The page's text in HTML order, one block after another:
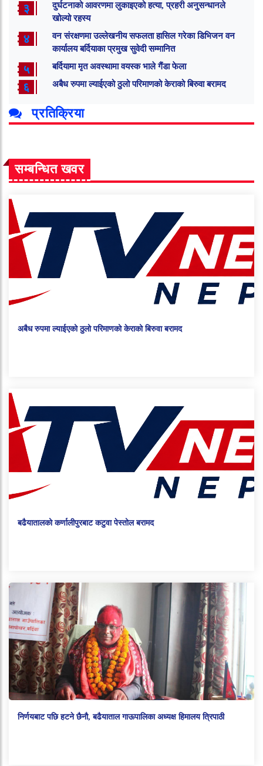
३
दुर्घटनाको आवरणमा लुकाइएको हत्या, प्रहरी अनुसन्धानले
खोल्यो रहस्य
४
वन संरक्षणमा उल्लेखनीय सफलता हासिल गरेका डिभिजन वन
कार्यालय बर्दियाका प्रमुख सुवेदी सम्मानित
५ बर्दियामा मृत अवस्थामा वयस्क भाले गैंडा फेला
६ अबैध रुपमा ल्याईएको ठुलो परिमाणको केराको बिरुवा बरामद
प्रतिक्रिया
सम्बन्धित खवर
अबैध रुपमा ल्याईएको ठुलो परिमाणको केराको बिरुवा बरामद
बढैयातालको कर्णालीपुरबाट कटुवा पेस्तोल बरामद
निर्णयबाट पछि हटने छैनौ, बढैयाताल गाऊपालिका अध्यक्ष हिमालय त्रिपाठी